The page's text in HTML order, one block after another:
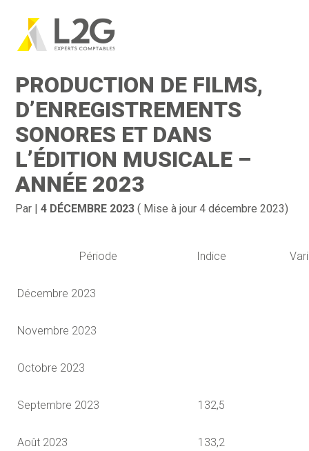
Aller
au
Création d’entreprise
Financement & trésorerie
Pilotage d’entreprise
Entreprise en difficultés
Gestion
Social & RH
Juridique
Documents
Dématérialisation / collecte
PRODUCTION DE FILMS,
D’ENREGISTREMENTS
SONORES ET DANS
L’ÉDITION MUSICALE –
ANNÉE 2023
Par |4 DÉCEMBRE 2023 ( Mise à jour 4 décembre 2023)
Période Indice
Décembre 2023
Novembre 2023
Octobre 2023
Septembre 2023 132,5
Août 2023 133,2